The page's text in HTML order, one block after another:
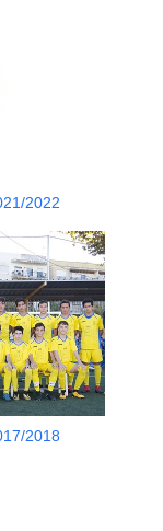
2022
2018